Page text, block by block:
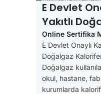
E Devlet
Yakıtlı
Kalorifer
Sertifikası
Online Sertifika
E Devlet Onaylı
Doğalgaz
Doğalgaz
okul, hastane,
kurumlarda